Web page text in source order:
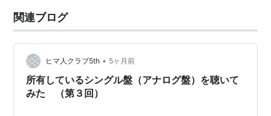
関連ブログ
ヒマ人クラブ5th • 5ヶ月前
所有しているシングル盤（アナログ盤）を聴いて
みた （第３回）